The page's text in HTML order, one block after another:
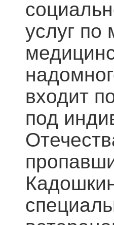
услуг по
входит
под